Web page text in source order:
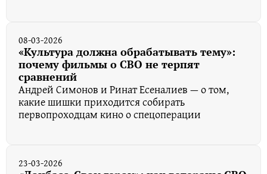
08-03-2026
«Культура должна обрабатывать тему»:
почему фильмы о СВО не терпят
сравнений
Андрей Симонов и Ринат Есеналиев — о том,
какие шишки приходится собирать
первопроходцам кино о спецоперации
23-03-2026